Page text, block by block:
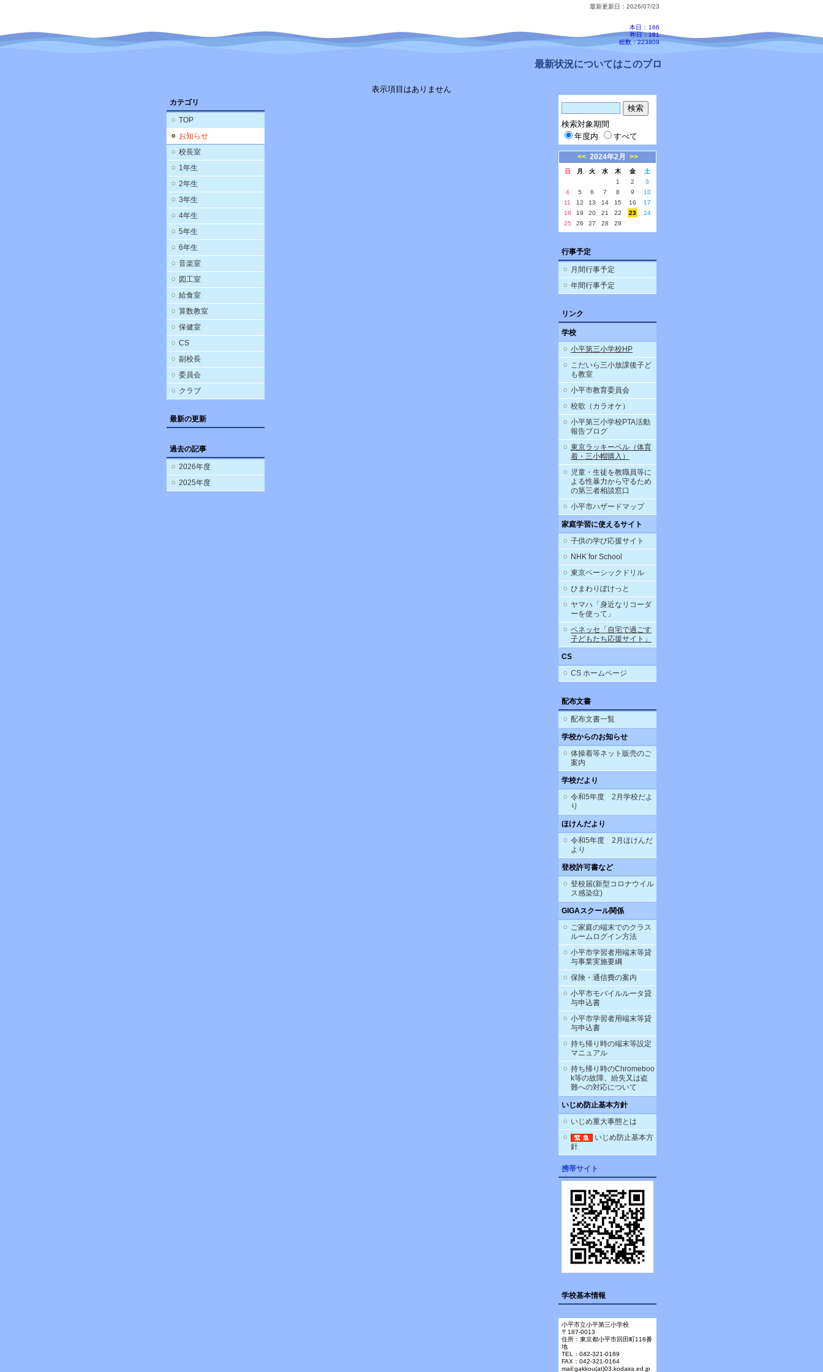
最新更新日：2026/07/23
本日： 166
昨日：181
総数：223809
最新状況についてはこのブログ、配信メールをご確認ください。
カテゴリ
TOP
お知らせ
校長室
1年生
2年生
3年生
4年生
5年生
6年生
音楽室
図工室
給食室
算数教室
保健室
CS
副校長
委員会
クラブ
最新の更新
過去の記事
2026年度
2025年度
表示項目はありません
検索対象期間
年度内
すべて
<< 2024年2月 >>
日 月 火 水 木 金
土
1
2
3
4
5 6 7 8 9
10
11
12 13 14 15 16
17
18
19 20 21 22 23
24
25
26 27 28 29
行事予定
月間行事予定
年間行事予定
リンク
学校
小平第三小学校HP
こだいら三小放課後子ど
も教室
小平市教育委員会
校歌（カラオケ）
小平第三小学校PTA活動
報告ブログ
東京ラッキーベル（体育
着・三小帽購入）
児童・生徒を教職員等に
よる性暴力から守るため
の第三者相談窓口
小平市ハザードマップ
家庭学習に使えるサイト
子供の学び応援サイト
NHK for School
東京ベーシックドリル
ひまわりぽけっと
ヤマハ「身近なリコーダ
ーを使って」
ベネッセ「自宅で過ごす
子どもたち応援サイト」
CS
CS ホームページ
配布文書
配布文書一覧
学校からのお知らせ
体操着等ネット販売のご
案内
学校だより
令和5年度 2月学校だよ
り
ほけんだより
令和5年度 2月ほけんだ
より
登校許可書など
登校届(新型コロナウイル
ス感染症)
GIGAスクール関係
ご家庭の端末でのクラス
ルームログイン方法
小平市学習者用端末等貸
与事業実施要綱
保険・通信費の案内
小平市モバイルルータ貸
与申込書
小平市学習者用端末等貸
与申込書
持ち帰り時の端末等設定
マニュアル
持ち帰り時のChromeboo
k等の故障、紛失又は盗
難への対応について
いじめ防止基本方針
いじめ重大事態とは
いじめ防止基本方
針
携帯サイト
学校基本情報
小平市立小平第三小学校
〒187-0013
住所：東京都小平市回田町118番
地
TEL：042-321-0189
FAX：042-321-0164
mail:gakkou(at)03.kodaira.ed.jp